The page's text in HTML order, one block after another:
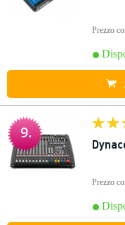
Prezzo
9.
Prezzo